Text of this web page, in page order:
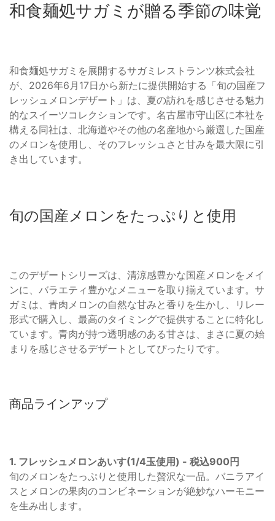
和食麺処サガミが贈る季節の味覚
和食麺処サガミを展開するサガミレストランツ株式会社
が、2026年6月17日から新たに提供開始する「旬の国産フ
レッシュメロンデザート」は、夏の訪れを感じさせる魅力
的なスイーツコレクションです。名古屋市守山区に本社を
構える同社は、北海道やその他の名産地から厳選した国産
のメロンを使用し、そのフレッシュさと甘みを最大限に引
き出しています。
旬の国産メロンをたっぷりと使用
このデザートシリーズは、清涼感豊かな国産メロンをメイ
ンに、バラエティ豊かなメニューを取り揃えています。サ
ガミは、青肉メロンの自然な甘みと香りを生かし、リレー
形式で購入し、最高のタイミングで提供することに特化し
ています。青肉が持つ透明感のある甘さは、まさに夏の始
まりを感じさせるデザートとしてぴったりです。
商品ラインアップ
1. フレッシュメロンあいす(1/4玉使用) - 税込900円
旬のメロンをたっぷりと使用した贅沢な一品。バニラアイ
スとメロンの果肉のコンビネーションが絶妙なハーモニー
を生み出します。